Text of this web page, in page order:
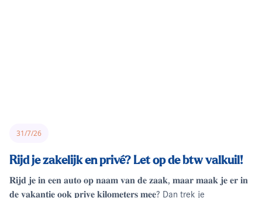
31/7/26
Rijd je zakelijk en privé? Let op de btw valkuil!
𝐑𝐢𝐣𝐝 𝐣𝐞 𝐢𝐧 𝐞𝐞𝐧 𝐚𝐮𝐭𝐨 𝐨𝐩 𝐧𝐚𝐚𝐦 𝐯𝐚𝐧 𝐝𝐞 𝐳𝐚𝐚𝐤, 𝐦𝐚𝐚𝐫 𝐦𝐚𝐚𝐤 𝐣𝐞 𝐞𝐫 𝐢𝐧
𝐝𝐞 𝐯𝐚𝐤𝐚𝐧𝐭𝐢𝐞 𝐨𝐨𝐤 𝐩𝐫𝐢𝐯𝐞 𝐤𝐢𝐥𝐨𝐦𝐞𝐭𝐞𝐫𝐬 𝐦𝐞𝐞? Dan trek je